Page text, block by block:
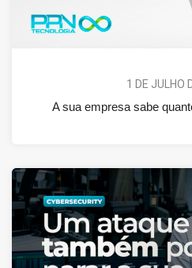
1 DE JULHO
A sua empresa sabe